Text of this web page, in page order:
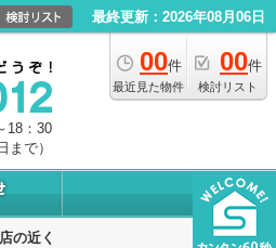
最終更新：2026年08月06日
00件
最近見た物件
00件
検討リスト
18：30
で）
の近く